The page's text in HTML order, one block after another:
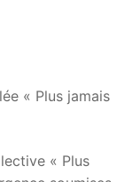
« Plus jamais
« Plus